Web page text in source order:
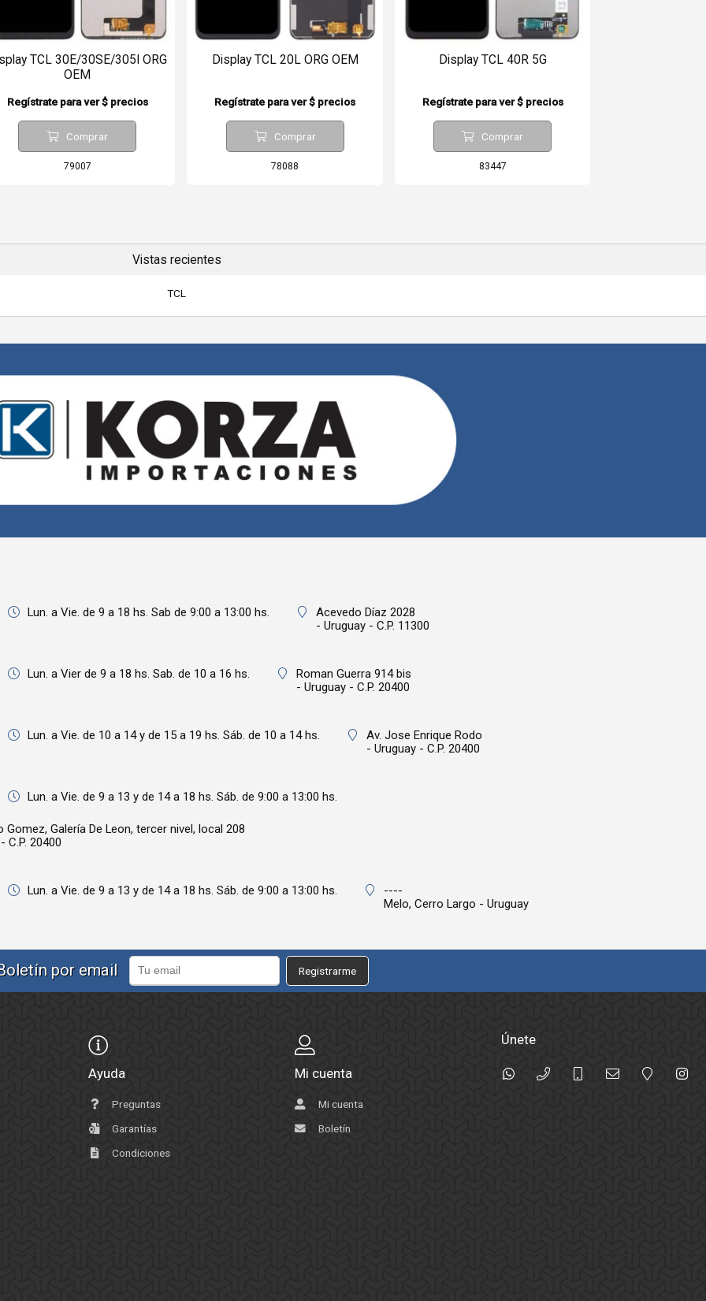
TCL 30E/30SE/305I ORG
OEM
Regístrate para ver $ precios
Comprar
79007
Display TCL 20L ORG OEM
Regístrate para ver $ precios
Comprar
78088
Display TCL 40R 5G
Regístrate para ver $ precios
Comprar
83447
Vistas recientes
TCL
Lun. a Vie. de 9 a 18 hs. Sab de 9:00 a 13:00 hs.
Acevedo Díaz 2028
- Uruguay - C.P. 11300
Lun. a Vier de 9 a 18 hs. Sab. de 10 a 16 hs.
Roman Guerra 914 bis
- Uruguay - C.P. 20400
Lun. a Vie. de 10 a 14 y de 15 a 19 hs. Sáb. de 10 a 14 hs.
Av. Jose Enrique Rodo
- Uruguay - C.P. 20400
Lun. a Vie. de 9 a 13 y de 14 a 18 hs. Sáb. de 9:00 a 13:00 hs.
Galería De Leon, tercer nivel, local 208
C.P. 20400
Lun. a Vie. de 9 a 13 y de 14 a 18 hs. Sáb. de 9:00 a 13:00 hs.
----
Melo, Cerro Largo - Uruguay
por email Registrarme
Ayuda
Preguntas
Garantías
Condiciones
Mi cuenta
Mi cuenta
Boletín
Únete